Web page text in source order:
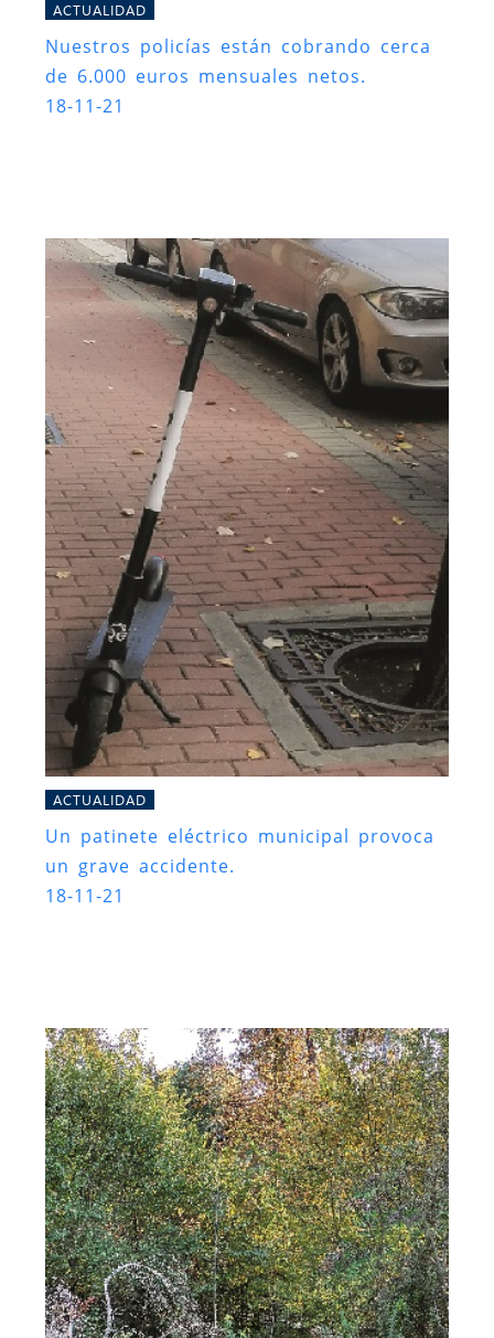
ACTUALIDAD
Nuestros policías están cobrando cerca
de 6.000 euros mensuales netos.
18-11-21
ACTUALIDAD
Un patinete eléctrico municipal provoca
un grave accidente.
18-11-21